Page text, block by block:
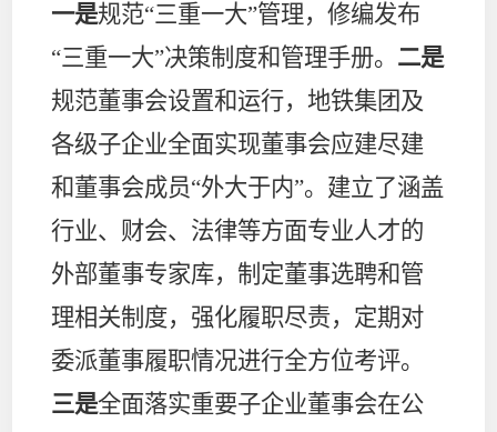
一是规范“三重一大”管理，修编发布
“三重一大”决策制度和管理手册。 二是
规范董事会设置和运行，地铁集团及
各级子企业全面实现董事会应建尽建
和董事会成员“外大于内”。建立了涵盖
行业、财会、法律等方面专业人才的
外部董事专家库，制定董事选聘和管
理相关制度，强化履职尽责，定期对
委派董事履职情况进行全方位考评。
三是全面落实重要子企业董事会在公